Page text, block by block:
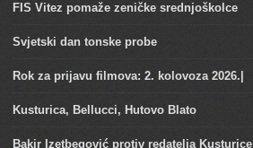
FIS Vitez pomaže zeničke srednjoškolce
Svjetski dan tonske probe
Rok za prijavu filmova: 2. kolovoza 2026.|
Kusturica, Bellucci, Hutovo Blato
Bakir Izetbegović protiv redatelja Kusturice